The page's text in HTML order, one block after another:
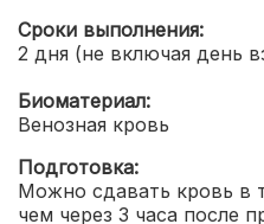
Сроки выполнения:
2 дня (не включая день
Биоматериал:
Венозная кровь
Подготовка:
Можно сдавать кровь в
чем через 3 часа после